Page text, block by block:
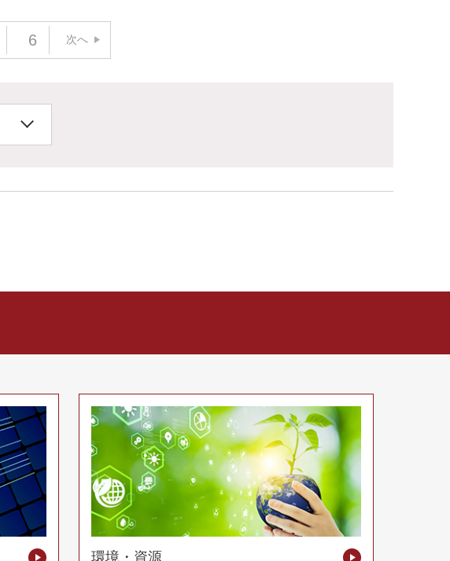
6 次へ
環境・資源